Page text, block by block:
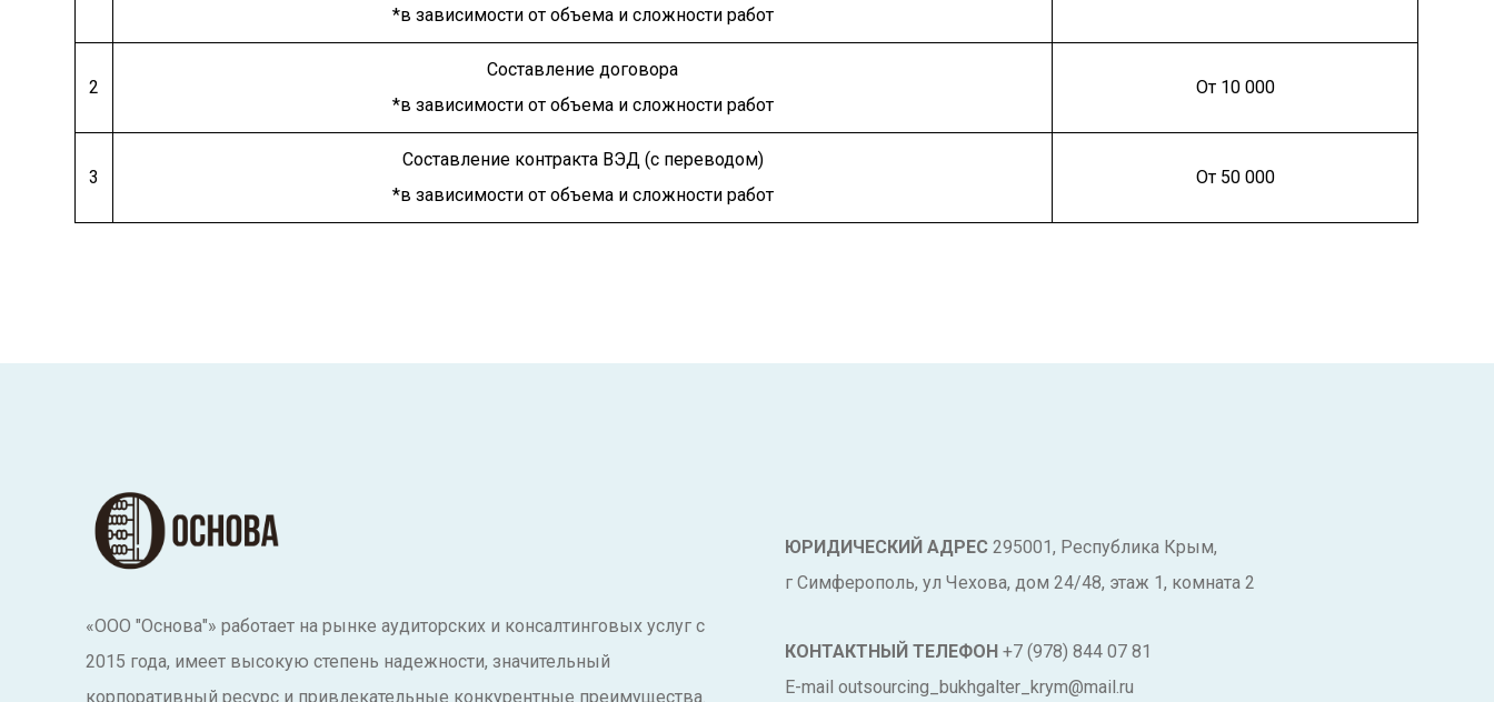
*в зависимости от объема и сложности работ
2
Составление договора
*в зависимости от объема и сложности работ
От 10 000
3
Составление контракта ВЭД (с переводом)
*в зависимости от объема и сложности работ
От 50 000
«ООО "Основа"» работает на рынке аудиторских и консалтинговых услуг с
2015 года, имеет высокую степень надежности, значительный
корпоративный ресурс и привлекательные конкурентные преимущества.
ЮРИДИЧЕСКИЙ АДРЕС 295001, Республика Крым,
г Симферополь, ул Чехова, дом 24/48, этаж 1, комната 2
КОНТАКТНЫЙ ТЕЛЕФОН +7 (978) 844 07 81
E-mail outsourcing_bukhgalter_krym@mail.ru